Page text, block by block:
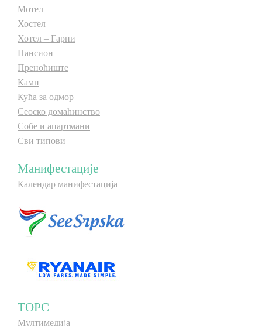
Мотел
Хостел
Хотел – Гарни
Пансион
Преноћиште
Камп
Кућа за одмор
Сеоско домаћинство
Собе и апартмани
Сви типови
Манифестације
Календар манифестација
ТОРС
Мултимедија